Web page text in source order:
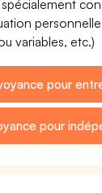
variables, etc.)
pour
pour